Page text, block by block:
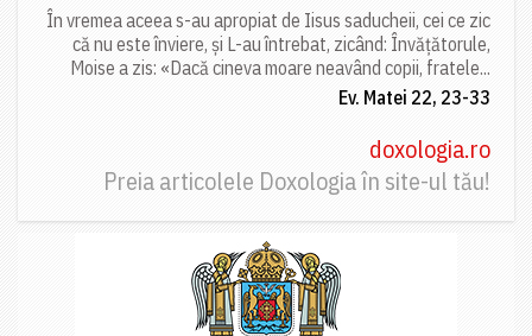
În vremea aceea s-au apropiat de Iisus saducheii, cei ce zic
că nu este înviere, și L-au întrebat, zicând: Învățătorule,
Moise a zis: «Dacă cineva moare neavând copii, fratele...
Ev. Matei 22, 23-33
doxologia.ro
Preia articolele Doxologia în site-ul tău!